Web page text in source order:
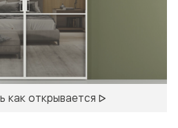
как открывается